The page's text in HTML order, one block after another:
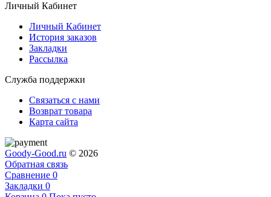
Личный Кабинет
Личный Кабинет
История заказов
Закладки
Рассылка
Служба поддержки
Связаться с нами
Возврат товара
Карта сайта
Goody-Good.ru © 2026
Обратная связь
Сравнение 0
Закладки 0